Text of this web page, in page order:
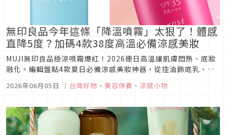
無印良品今年這條「降溫噴霧」太狠了！體感
直降5度？加碼4款38度高溫必備涼感美妝
MUJI無印良品極涼噴霧爆紅！2026連日高溫讓肌膚悶熱、底妝
融化。編輯盤點4款夏日必備涼感美妝神器，從控油飾底乳、T
字降溫隱形液到身體極涼噴霧，讓爆汗族、中東油田在38度高溫
下依然全天清爽持妝！
2026年06月05日 ｜ 台灣好物 、 美容保養 、 涼感小物